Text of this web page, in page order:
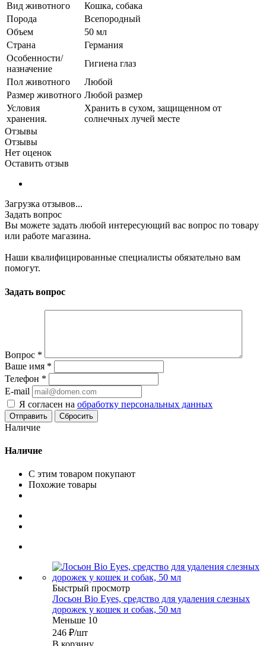
Вид животного
Кошка, собака
Порода
Всепородный
Объем
50 мл
Страна
Германия
Особенности/
назначение
Гигиена глаз
Пол животного
Любой
Размер животного Любой размер
Условия
хранения.
Хранить в сухом, защищенном от
солнечных лучей месте
Отзывы
Отзывы
Нет оценок
Оставить отзыв
Загрузка отзывов...
Задать вопрос
Вы можете задать любой интересующий вас вопрос по товару
или работе магазина.
Наши квалифицированные специалисты обязательно вам
помогут.
Задать вопрос
Вопрос *
Ваше имя *
Телефон *
E-mail
Я согласен на обработку персональных данных
Сбросить
Наличие
Наличие
С этим товаром покупают
Похожие товары
Быстрый просмотр
Лосьон Bio Eyes, средство для удаления слезных
дорожек у кошек и собак, 50 мл
Меньше 10
246 ₽/шт